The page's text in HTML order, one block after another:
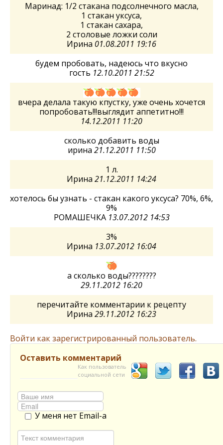
Маринад: 1/2 стакана подсолнечного масла,
1 стакан уксуса,
1 стакан сахара,
2 столовые ложки соли
Ирина 01.08.2011 19:16
будем пробовать, надеюсь что вкусно
гость 12.10.2011 21:52
вчера делала такую кпустку, уже очень хочется
попробовать!!!выглядит аппетитно!!!
14.12.2011 11:20
сколько добавить воды
ирина 21.12.2011 11:50
1 л.
Ирина 21.12.2011 14:24
хотелось бы узнать - стакан какого уксуса? 70%, 6%,
9%
РОМАШЕЧКА 13.07.2012 14:53
3%
Ирина 13.07.2012 16:04
а сколько воды????????
29.11.2012 16:20
перечитайте комментарии к рецепту
Ирина 29.11.2012 16:23
Войти как зарегистрированный пользователь.
Оставить комментарий
Как пользователь
социальной сети
У меня нет Email-а